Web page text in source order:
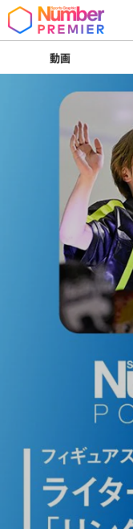
動画
「後出しじゃ
剖…本人と中
クすぎる練習
ダルビッシ
とは？《最強
の真実》
「女の子が男
の夏の匂い”
した」《スペ
【甲子園】横
る“背番号1”
かない」